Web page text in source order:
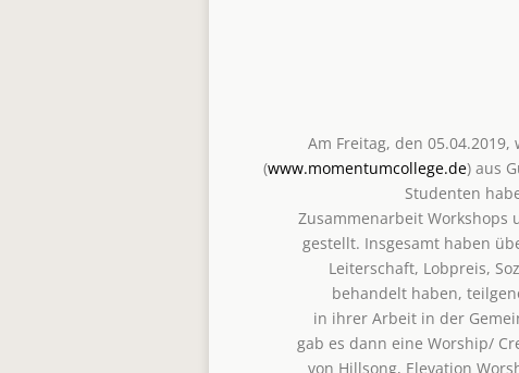
Am Freitag, den
(www.momentumcollege.de) aus
Studenten
Zusammenarbeit Workshops
gestellt. Insgesamt haben
Leiterschaft, Lobpreis,
behandelt haben,
in ihrer Arbeit in der
gab es dann eine Worship/
von Hillsong, Elevation